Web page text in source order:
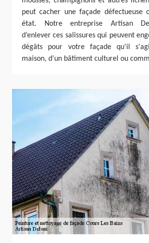
peut cacher une façade défectueuse
état. Notre entreprise Artisan
d’enlever ces salissures qui peuvent
dégâts pour votre façade qu'il
maison, d’un bâtiment culturel ou